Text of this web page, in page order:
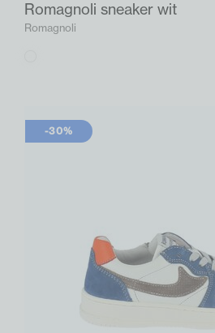
Romagnoli sneaker wit
Romagnoli
-30%